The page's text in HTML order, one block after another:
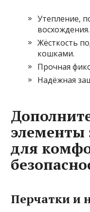
Утепление,
восхождения.
Жёсткость
кошками.
Прочная
Надёжная
элементы
для
Перчатки и